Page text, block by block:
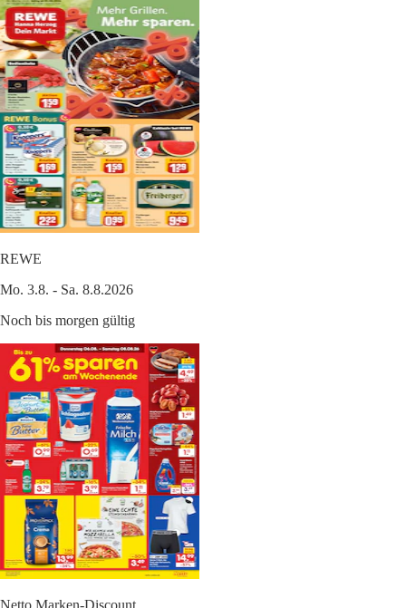
REWE
Mo. 3.8. - Sa. 8.8.2026
Noch bis morgen gültig